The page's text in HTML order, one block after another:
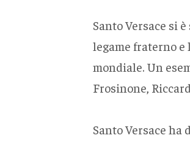
Santo Versace si
legame fraterno
mondiale. Un
Frosinone,
Santo Versace